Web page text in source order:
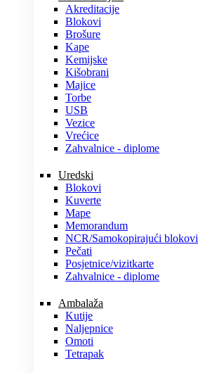
Akreditacije
Blokovi
Brošure
Kape
Kemijske
Kišobrani
Majice
Torbe
USB
Vezice
Vrećice
Zahvalnice - diplome
Uredski
Blokovi
Kuverte
Mape
Memorandum
NCR/Samokopirajući blokovi
Pečati
Posjetnice/vizitkarte
Zahvalnice - diplome
Ambalaža
Kutije
Naljepnice
Omoti
Tetrapak